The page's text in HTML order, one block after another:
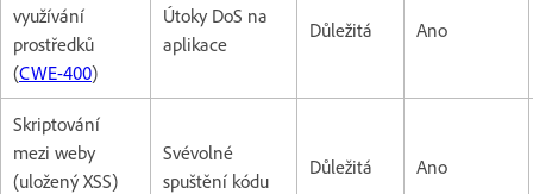
využívání
prostředků
(CWE-400)
Útoky DoS na
aplikace
Důležitá Ano
Skriptování
mezi weby
(uložený XSS)
Svévolné
spuštění kódu
Důležitá Ano